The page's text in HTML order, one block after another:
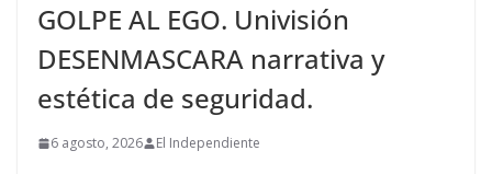
GOLPE AL EGO. Univisión
DESENMASCARA narrativa y
estética de seguridad.
6 agosto, 2026 El Independiente